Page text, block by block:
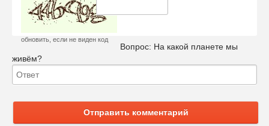
обновить, если не виден код
Вопрос: На какой планете мы
живём?
Отправить комментарий